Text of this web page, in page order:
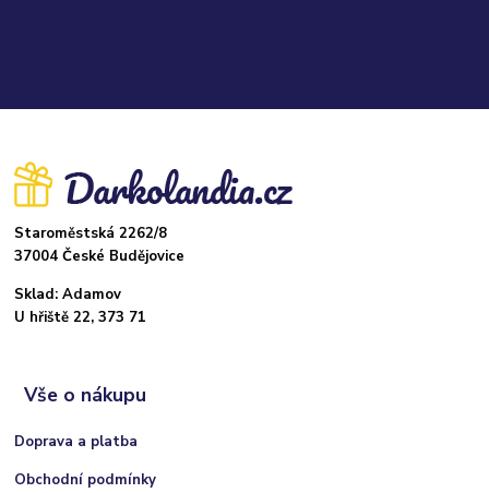
Staroměstská 2262/8
37004 České Budějovice
Sklad: Adamov
U hřiště 22, 373 71
Vše o nákupu
Doprava a platba
Obchodní podmínky